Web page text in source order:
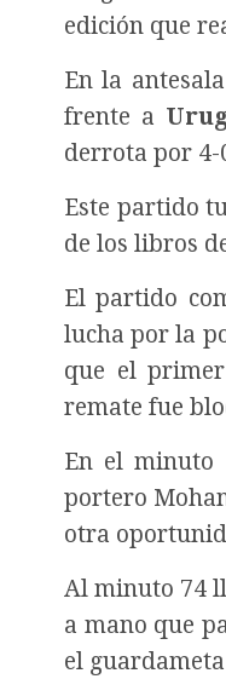
edición que
En la
frente a
derrota por 4-
Este partido
de los libros
El partido
lucha por la
que el
remate fue
En el minuto
portero
otra
Al minuto 74
a mano que
el